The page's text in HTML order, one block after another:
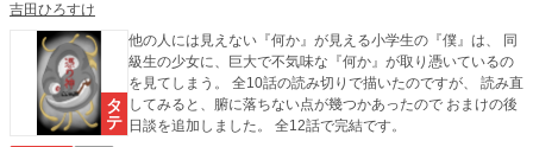
吉田ひろすけ
他の人には見えない『何か』が見える小学生の『僕』は、 同
級生の少女に、巨大で不気味な『何か』が取り憑いているの
を見てしまう。 全10話の読み切りで描いたのですが、 読み直
してみると、腑に落ちない点が幾つかあったので おまけの後
日談を追加しました。 全12話で完結です。